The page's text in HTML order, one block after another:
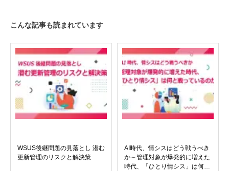
こんな記事も読まれています
WSUS後継問題の見落とし 潜む
更新管理のリスクと解決策
AI時代、情シスはどう戦うべき
か～管理対象が爆発的に増えた
時代、「ひとり情シス」は何と